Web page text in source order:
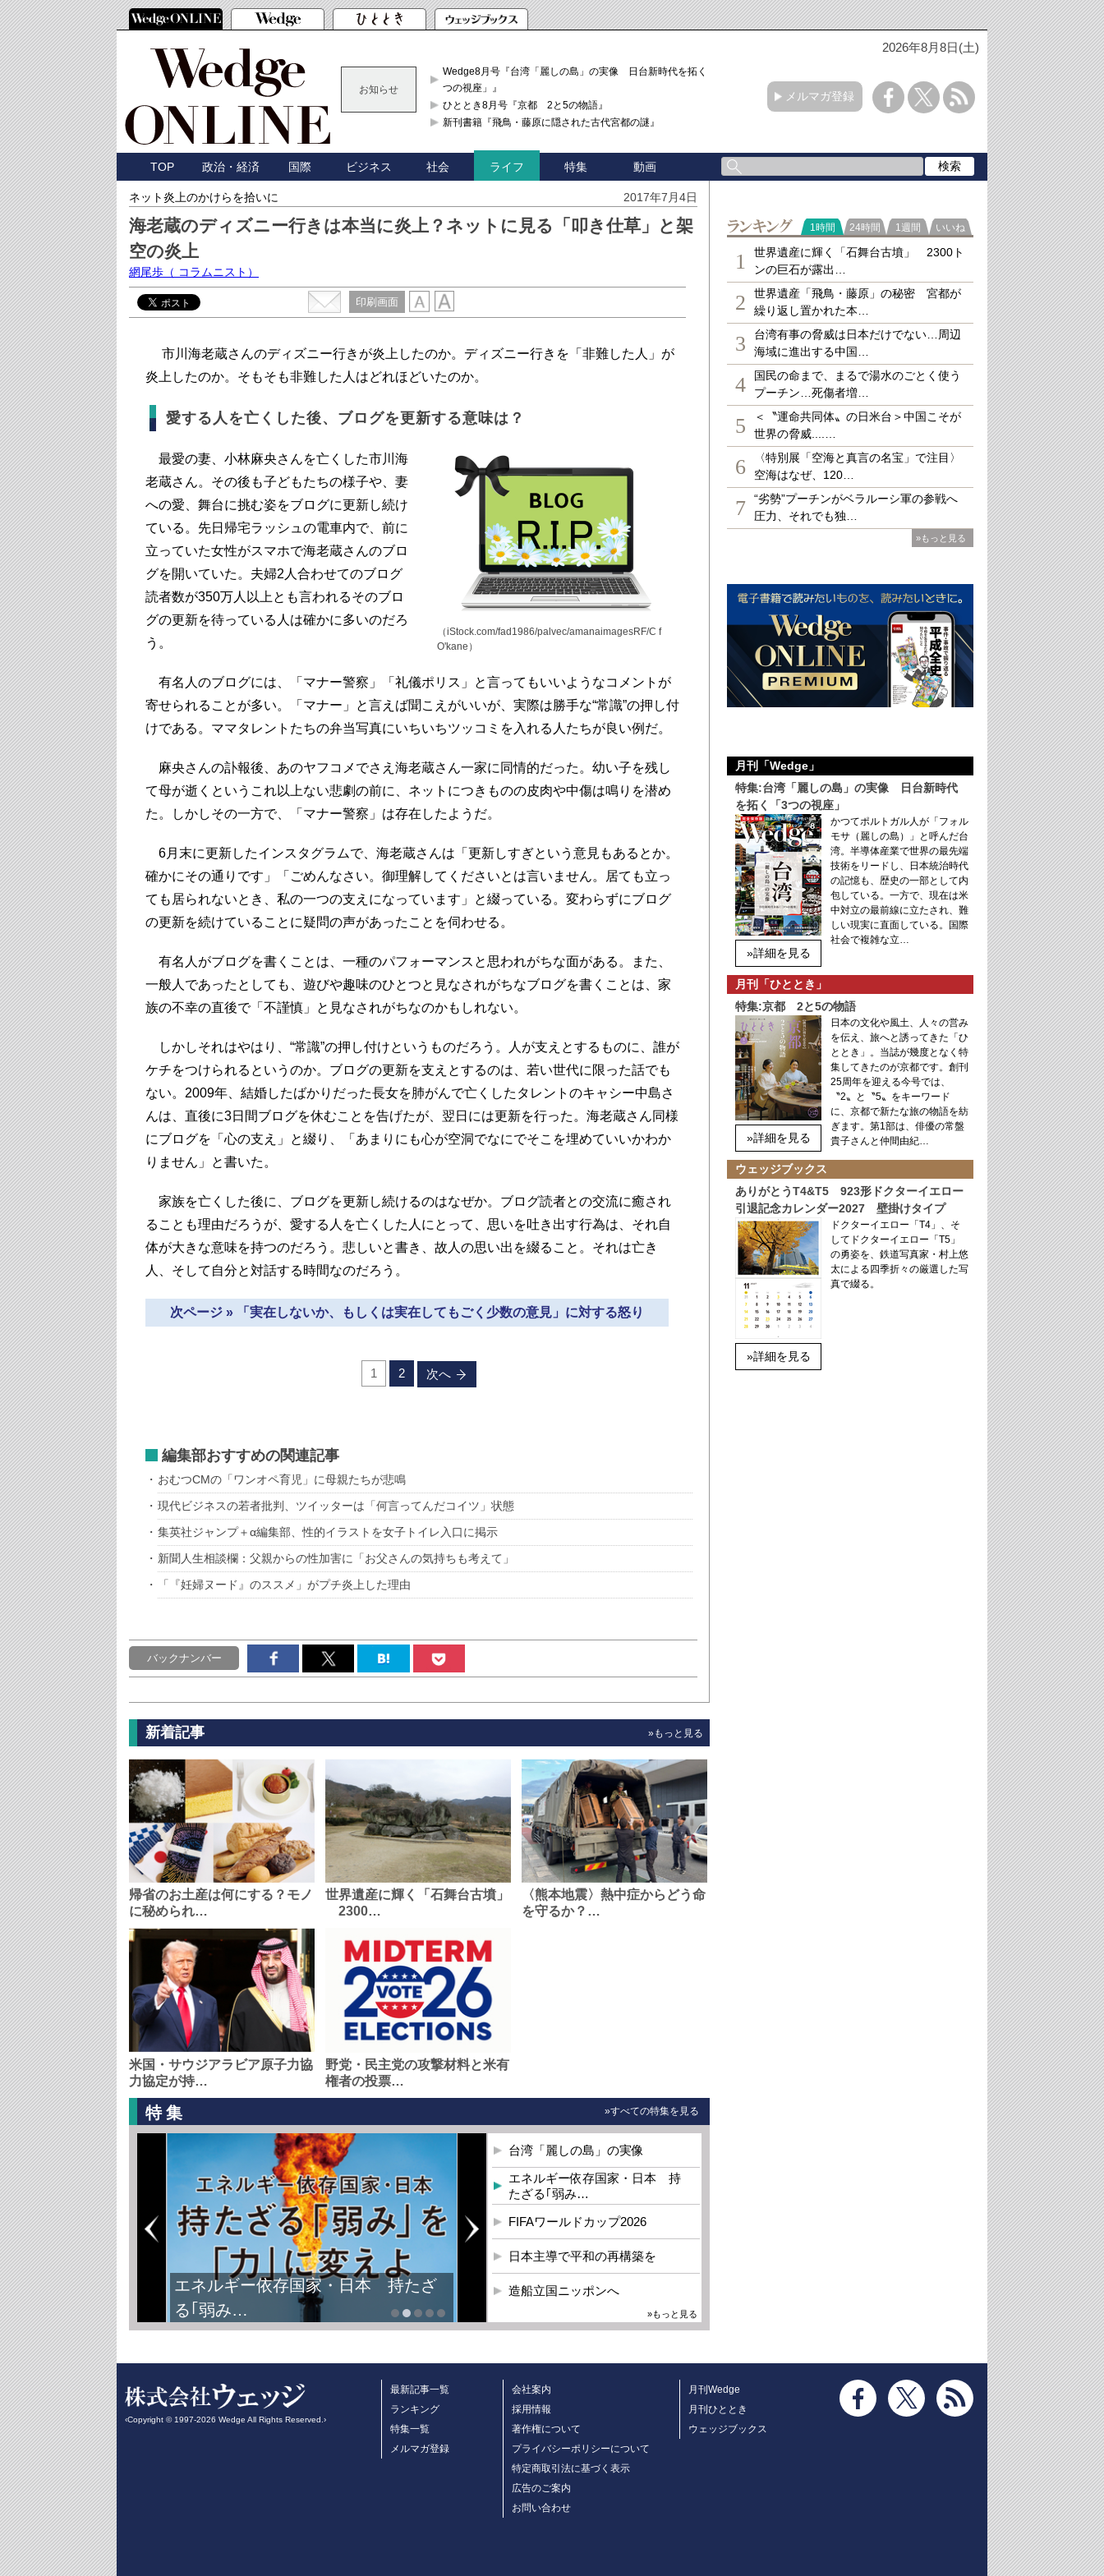
2026年8月8日(土)
お知らせ
Wedge8月号『台湾「麗しの島」の実像 日台新時代を拓く「3
つの視座」』
ひととき8月号『京都 2と5の物語』
新刊書籍『飛鳥・藤原に隠された古代宮都の謎』
メルマガ登録
TOP 政治・経済 国際 ビジネス 社会 ライフ 特集 動画
ネット炎上のかけらを拾いに 2017年7月4日
海老蔵のディズニー行きは本当に炎上？ネットに見る「叩き仕草」と架
空の炎上
網尾歩 （ コラムニスト）
印刷画面
市川海老蔵さんのディズニー行きが炎上したのか。ディズニー行きを「非難した人」が
炎上したのか。そもそも非難した人はどれほどいたのか。
愛する人を亡くした後、ブログを更新する意味は？
（iStock.com/fad1986/palvec/amanaimagesRF/C f
O'kane）
最愛の妻、小林麻央さんを亡くした市川海
老蔵さん。その後も子どもたちの様子や、妻
への愛、舞台に挑む姿をブログに更新し続け
ている。先日帰宅ラッシュの電車内で、前に
立っていた女性がスマホで海老蔵さんのブロ
グを開いていた。夫婦2人合わせてのブログ
読者数が350万人以上とも言われるそのブロ
グの更新を待っている人は確かに多いのだろ
う。
有名人のブログには、「マナー警察」「礼儀ポリス」と言ってもいいようなコメントが
寄せられることが多い。「マナー」と言えば聞こえがいいが、実際は勝手な“常識”の押し付
けである。ママタレントたちの弁当写真にいちいちツッコミを入れる人たちが良い例だ。
麻央さんの訃報後、あのヤフコメでさえ海老蔵さん一家に同情的だった。幼い子を残し
て母が逝くというこれ以上ない悲劇の前に、ネットにつきものの皮肉や中傷は鳴りを潜め
た。しかしその一方で、「マナー警察」は存在したようだ。
6月末に更新したインスタグラムで、海老蔵さんは「更新しすぎという意見もあるとか。
確かにその通りです」「ごめんなさい。御理解してくださいとは言いません。居ても立っ
ても居られないとき、私の一つの支えになっています」と綴っている。変わらずにブログ
の更新を続けていることに疑問の声があったことを伺わせる。
有名人がブログを書くことは、一種のパフォーマンスと思われがちな面がある。また、
一般人であったとしても、遊びや趣味のひとつと見なされがちなブログを書くことは、家
族の不幸の直後で「不謹慎」と見なされがちなのかもしれない。
しかしそれはやはり、“常識”の押し付けというものだろう。人が支えとするものに、誰が
ケチをつけられるというのか。ブログの更新を支えとするのは、若い世代に限った話でも
ない。2009年、結婚したばかりだった長女を肺がんで亡くしたタレントのキャシー中島さ
んは、直後に3日間ブログを休むことを告げたが、翌日には更新を行った。海老蔵さん同様
にブログを「心の支え」と綴り、「あまりにも心が空洞でなにでそこを埋めていいかわか
りません」と書いた。
家族を亡くした後に、ブログを更新し続けるのはなぜか。ブログ読者との交流に癒され
ることも理由だろうが、愛する人を亡くした人にとって、思いを吐き出す行為は、それ自
体が大きな意味を持つのだろう。悲しいと書き、故人の思い出を綴ること。それは亡き
人、そして自分と対話する時間なのだろう。
次ページ » 「実在しないか、もしくは実在してもごく少数の意見」に対する怒り
1 2 次へ
編集部おすすめの関連記事
おむつCMの「ワンオペ育児」に母親たちが悲鳴
現代ビジネスの若者批判、ツイッターは「何言ってんだコイツ」状態
集英社ジャンプ＋α編集部、性的イラストを女子トイレ入口に掲示
新聞人生相談欄：父親からの性加害に「お父さんの気持ちも考えて」
「『妊婦ヌード』のススメ」がプチ炎上した理由
バックナンバー
新着記事 »もっと見る
帰省のお土産は何にする？モノ
に秘められ…
世界遺産に輝く「石舞台古墳」
2300…
〈熊本地震〉熱中症からどう命
を守るか？…
米国・サウジアラビア原子力協
力協定が持…
野党・民主党の攻撃材料と米有
権者の投票…
特集 »すべての特集を見る
エネルギー依存国家・日本 持たざ
る｢弱み…
台湾「麗しの島」の実像
エネルギー依存国家・日本 持
たざる｢弱み…
FIFAワールドカップ2026
日本主導で平和の再構築を
造船立国ニッポンへ
»もっと見る
ランキング
1時間 24時間 1週間 いいね
1
世界遺産に輝く「石舞台古墳」 2300ト
ンの巨石が露出…
2
世界遺産「飛鳥・藤原」の秘密 宮都が
繰り返し置かれた本…
3
台湾有事の脅威は日本だけでない…周辺
海域に進出する中国…
4
国民の命まで、まるで湯水のごとく使う
プーチン…死傷者増…
5
＜〝運命共同体〟の日米台＞中国こそが
世界の脅威....…
6
〈特別展「空海と真言の名宝」で注目〉
空海はなぜ、120…
7
“劣勢”プーチンがベラルーシ軍の参戦へ
圧力、それでも独…
»もっと見る
月刊「Wedge」
特集:台湾「麗しの島」の実像 日台新時代
を拓く「3つの視座」
»詳細を見る
かつてポルトガル人が「フォル
モサ（麗しの島）」と呼んだ台
湾。半導体産業で世界の最先端
技術をリードし、日本統治時代
の記憶も、歴史の一部として内
包している。一方で、現在は米
中対立の最前線に立たされ、難
しい現実に直面している。国際
社会で複雑な立…
月刊「ひととき」
特集:京都 2と5の物語
»詳細を見る
日本の文化や風土、人々の営み
を伝え、旅へと誘ってきた「ひ
ととき」。当誌が幾度となく特
集してきたのが京都です。創刊
25周年を迎える今号では、
〝2〟と〝5〟をキーワード
に、京都で新たな旅の物語を紡
ぎます。第1部は、俳優の常盤
貴子さんと仲間由紀…
ウェッジブックス
ありがとうT4&T5 923形ドクターイエロー
引退記念カレンダー2027 壁掛けタイプ
»詳細を見る
ドクターイエロー「T4」、そ
してドクターイエロー「T5」
の勇姿を、鉄道写真家・村上悠
太による四季折々の厳選した写
真で綴る。
‹Copyright © 1997-2026 Wedge All Rights Reserved.›
最新記事一覧
ランキング
特集一覧
メルマガ登録
会社案内
採用情報
著作権について
プライバシーポリシーについて
特定商取引法に基づく表示
広告のご案内
お問い合わせ
月刊Wedge
月刊ひととき
ウェッジブックス